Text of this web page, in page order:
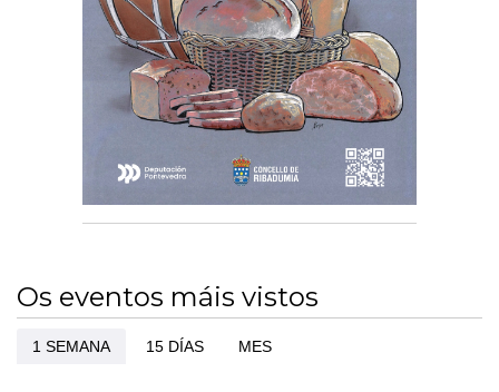
Os eventos máis vistos
1 SEMANA 15 DÍAS MES